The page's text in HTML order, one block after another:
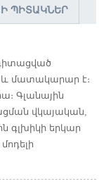
ՊԻՏԱԿՆԵՐ
և մատակարար է։
Գլանային
վկայական,
գլխիկի երկար